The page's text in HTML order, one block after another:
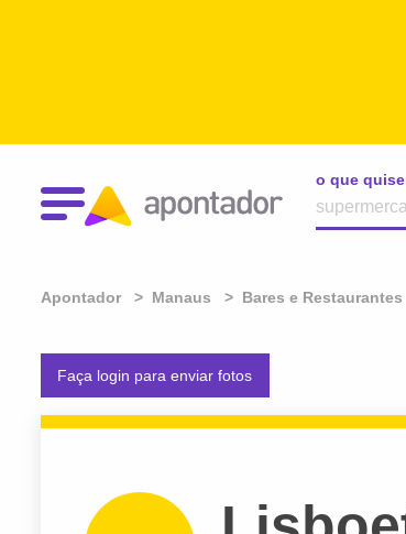
o que
Apontador Manaus Bares e Restaurantes
Faça login para enviar fotos